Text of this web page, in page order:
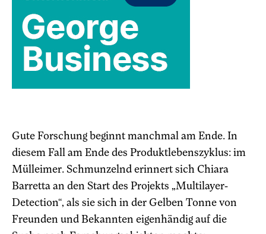
Gute Forschung beginnt manchmal am Ende. In
diesem Fall am Ende des Produktlebenszyklus: im
Mülleimer. Schmunzelnd erinnert sich Chiara
Barretta an den Start des Projekts „Multilayer-
Detection“, als sie sich in der Gelben Tonne von
Freunden und Bekannten eigenhändig auf die